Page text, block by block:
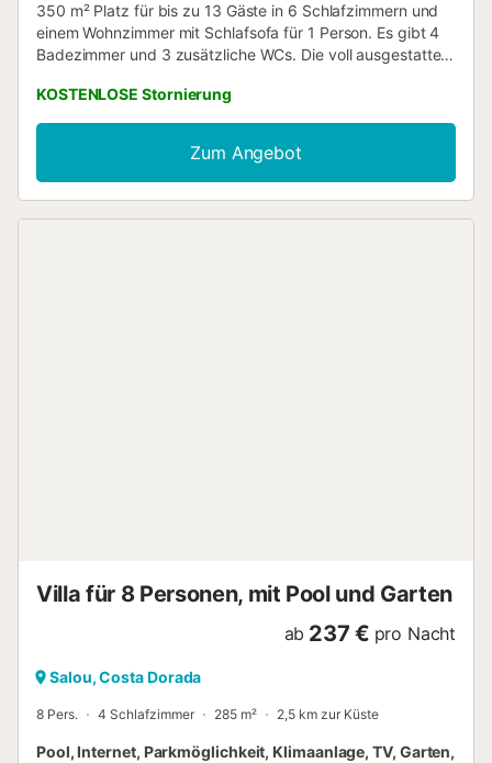
350 m² Platz für bis zu 13 Gäste in 6 Schlafzimmern und
einem Wohnzimmer mit Schlafsofa für 1 Person. Es gibt 4
Badezimmer und 3 zusätzliche WCs. Die voll ausgestattete
gehören Highspeed-WLAN für Videokonferenzen,
Klimaanlage, Ventilator, Fernseher mit Streamingdiensten,
Waschmaschine, Trockner, Spielkonsole und ein
Arbeitsplatz. Für Familien stehen gemeinschaftlich
genutzte Spielzeuge und Bücher für Kinder, ein Babybett
KOSTENLOSE Stornierung
Zum Angebot
Villa für 8 Personen, mit Pool und Garten
ab 237 € pro Nacht
Salou, Costa Dorada
8 Pers. 4 Schlafzimmer 285 m² 2,5 km zur Küste
Pool, Internet, Parkmöglichkeit, Klimaanlage, TV, Garten,